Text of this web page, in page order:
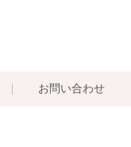
お問い合わせ